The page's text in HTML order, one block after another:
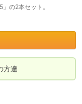
の2本セット。
方達